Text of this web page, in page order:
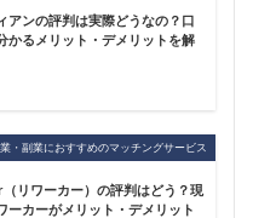
アンの評判は実際どうなの？口
かるメリット・デメリットを解
・副業におすすめのマッチングサービス
リワーカー）の評判はどう？現
ーカーがメリット・デメリット